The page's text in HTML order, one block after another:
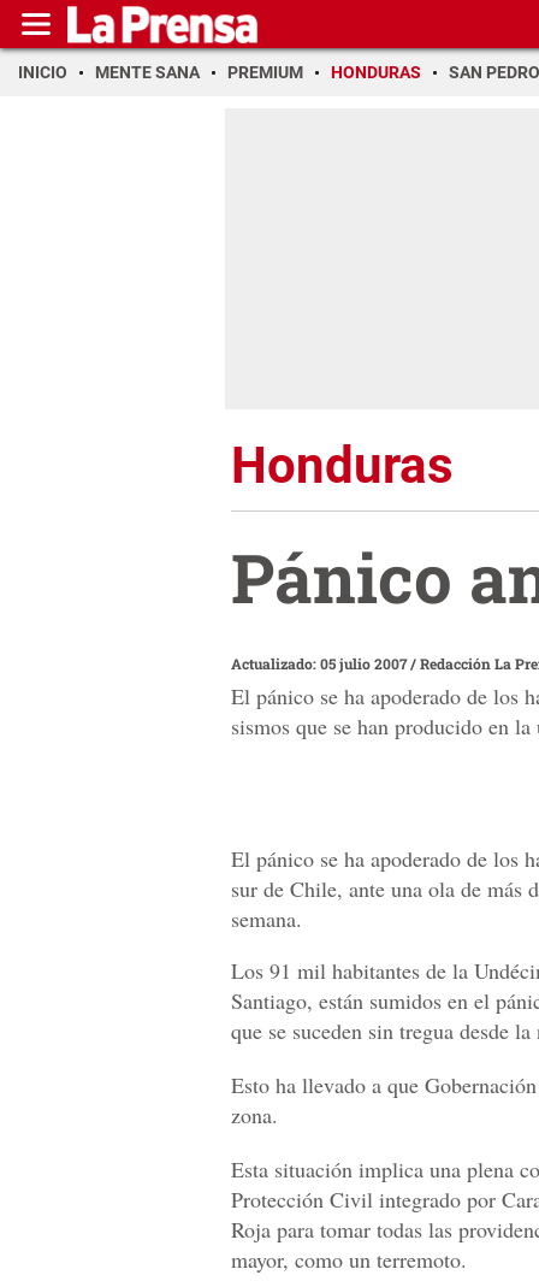
INICIO MENTE SANA PREMIUM HONDURAS SAN PEDRO
Honduras
Pánico
Actualizado: 05 julio 2007/Redacción La
El pánico se ha apoderado de los
sismos que se han producido en la
El pánico se ha apoderado de los
sur de Chile, ante una ola de más
semana.
Los 91 mil habitantes de la
Santiago, están sumidos en el
que se suceden sin tregua desde
Esto ha llevado a que
zona.
Esta situación implica una plena
Protección Civil integrado por
Roja para tomar todas las
mayor, como un terremoto.